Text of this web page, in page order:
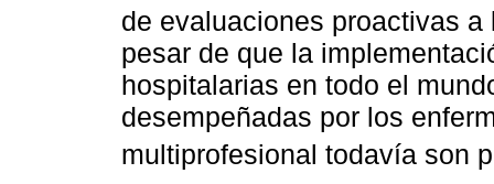
de evaluaciones proactivas
pesar de que la
hospitalarias en todo el
desempeñadas por los
multiprofesional todavía son